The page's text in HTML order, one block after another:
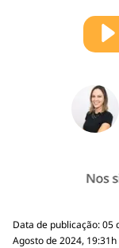
Data de publicação: 05
Agosto de 2024, 19:31h